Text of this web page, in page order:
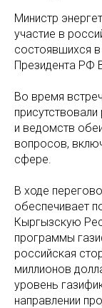
Министр
участие в
состоявшихся
Президента РФ
Во время
и ведомств
вопросов,
сфере.
В ходе
обеспечивает
Кыргызскую
программы
российская
миллионов
уровень
направлении